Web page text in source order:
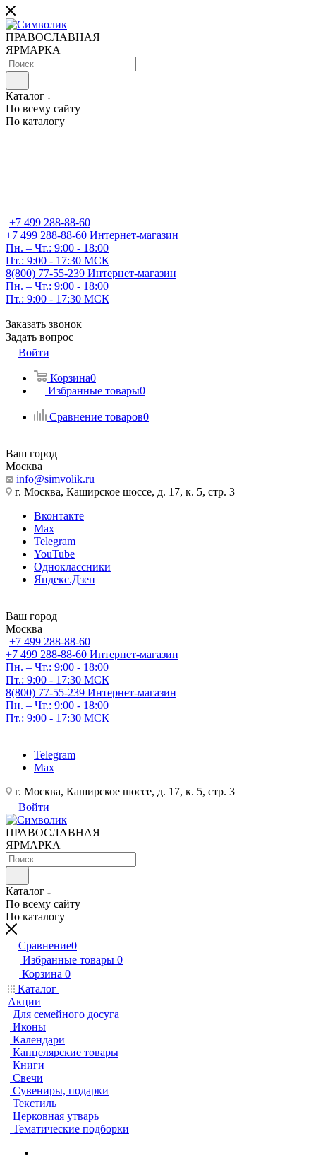
ПРАВОСЛАВНАЯ
ЯРМАРКА
Каталог
По всему сайту
По каталогу
+7 499 288-88-60
+7 499 288-88-60 Интернет-магазин
Пн. – Чт.: 9:00 - 18:00
Пт.: 9:00 - 17:30 МСК
8(800) 77-55-239 Интернет-магазин
Пн. – Чт.: 9:00 - 18:00
Пт.: 9:00 - 17:30 МСК
Заказать звонок
Задать вопрос
Войти
Корзина0
Избранные товары0
Сравнение товаров0
Ваш город
Москва
info@simvolik.ru
г. Москва, Каширское шоссе, д. 17, к. 5, стр. 3
Вконтакте
Max
Telegram
YouTube
Одноклассники
Яндекс.Дзен
Ваш город
Москва
+7 499 288-88-60
+7 499 288-88-60 Интернет-магазин
Пн. – Чт.: 9:00 - 18:00
Пт.: 9:00 - 17:30 МСК
8(800) 77-55-239 Интернет-магазин
Пн. – Чт.: 9:00 - 18:00
Пт.: 9:00 - 17:30 МСК
Telegram
Max
г. Москва, Каширское шоссе, д. 17, к. 5, стр. 3
Войти
ПРАВОСЛАВНАЯ
ЯРМАРКА
Каталог
По всему сайту
По каталогу
Сравнение0
Избранные товары 0
Корзина 0
Каталог
Акции
Для семейного досуга
Иконы
Календари
Канцелярские товары
Книги
Свечи
Сувениры, подарки
Текстиль
Церковная утварь
Тематические подборки